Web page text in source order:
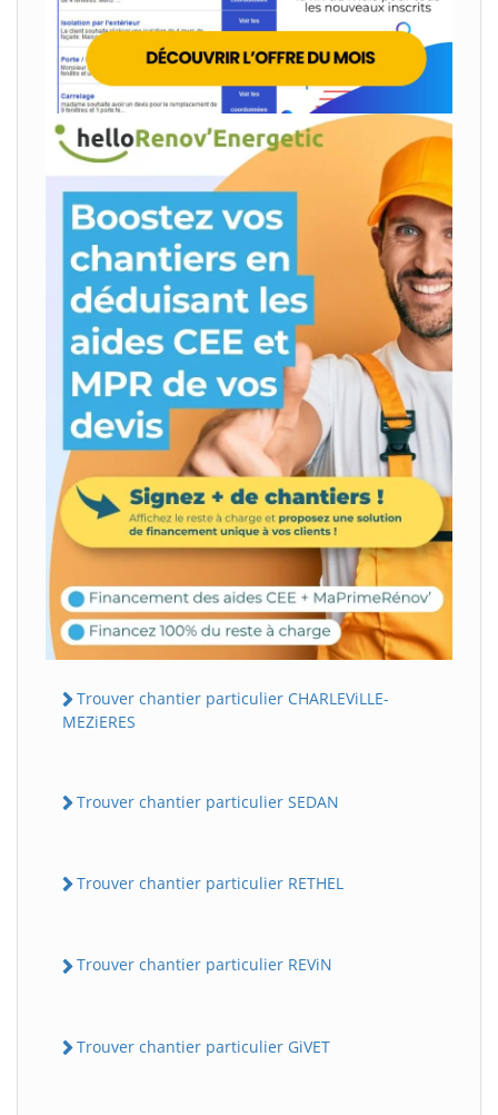
Trouver chantier particulier CHARLEViLLE-
MEZiERES
Trouver chantier particulier SEDAN
Trouver chantier particulier RETHEL
Trouver chantier particulier REViN
Trouver chantier particulier GiVET